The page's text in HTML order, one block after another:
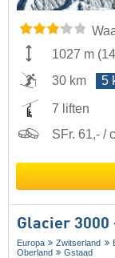
1027 m (
30 km
5
7 liften
SFr. 61,- /
Glacier 3000
Europa Zwitserland
Oberland
Gstaad